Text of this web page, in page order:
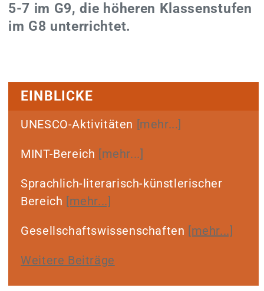
5-7 im G9, die höheren Klassenstufen
im G8 unterrichtet.
EINBLICKE
UNESCO-Aktivitäten [mehr...]
MINT-Bereich [mehr...]
Sprachlich-literarisch-künstlerischer
Bereich [mehr...]
Gesell­schafts­wissen­schaften [mehr...]
Weitere Beiträge